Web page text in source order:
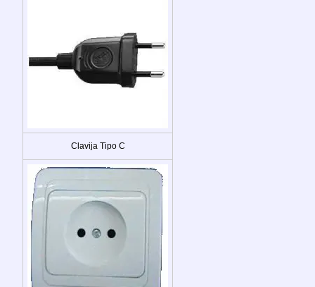
Clavija Tipo C